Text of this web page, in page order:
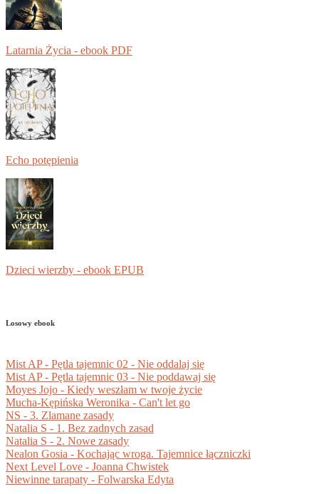
Latarnia Życia - ebook PDF
Echo potępienia
Dzieci wierzby - ebook EPUB
Losowy ebook
Mist AP - Pętla tajemnic 02 - Nie oddalaj się
Mist AP - Pętla tajemnic 03 - Nie poddawaj się
Moyes Jojo - Kiedy weszłam w twoje życie
Mucha-Kępińska Weronika - Can't let go
NS - 3. Zlamane zasady
Natalia S - 1. Bez zadnych zasad
Natalia S - 2. Nowe zasady
Nealon Gosia - Kochając wroga. Tajemnice łączniczki
Next Level Love - Joanna Chwistek
Niewinne tarapaty - Folwarska Edyta